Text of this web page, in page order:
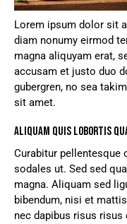
Lorem ipsum dolor sit
diam nonumy eirmod
magna aliquyam erat,
accusam et justo duo
gubergren, no sea
sit amet.
ALIQUAM QUIS LOBORTIS
Curabitur pellentesque
sodales ut. Sed sed
magna. Aliquam sed
bibendum, nisi et
nec dapibus risus risus